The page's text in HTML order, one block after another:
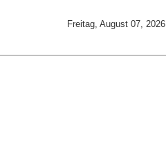
Freitag, August 07, 2026